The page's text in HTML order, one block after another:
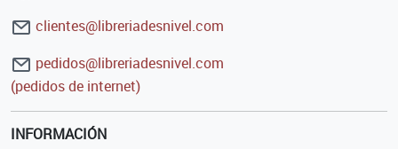
clientes@libreriadesnivel.com
pedidos@libreriadesnivel.com
(pedidos de internet)
INFORMACIÓN